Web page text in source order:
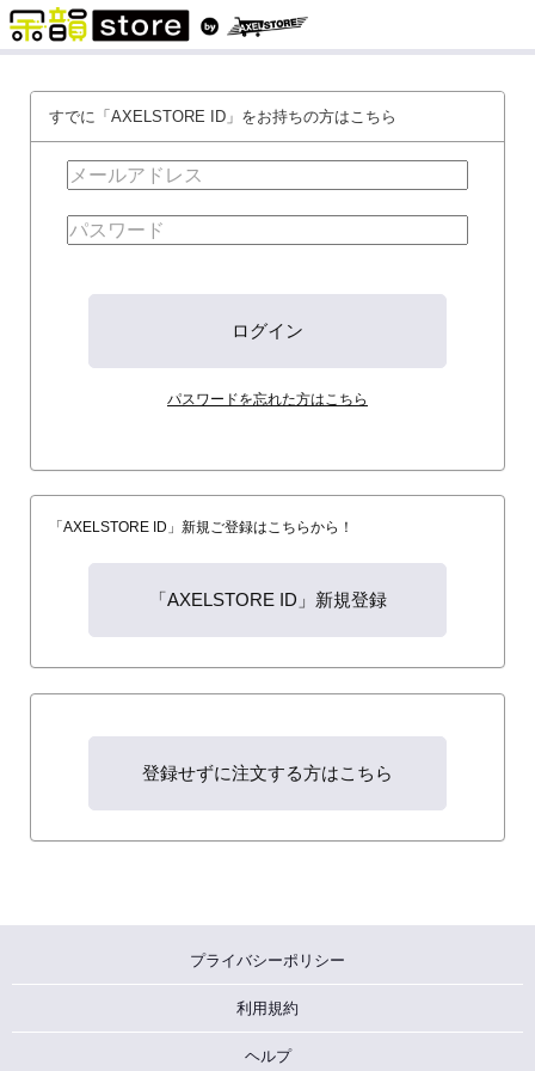
すでに「AXELSTORE ID」をお持ちの方はこちら
パスワードを忘れた方はこちら
「AXELSTORE ID」新規ご登録はこちらから！